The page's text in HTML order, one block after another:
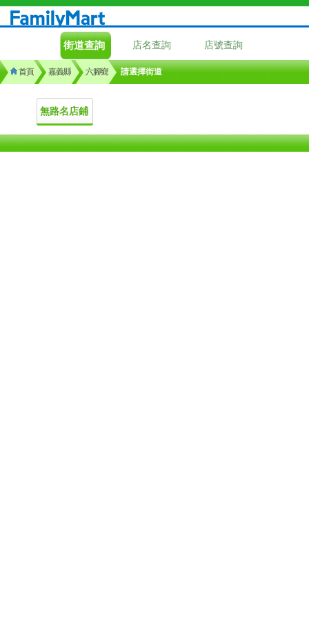
街道查詢 店名查詢 店號查詢
首頁 嘉義縣 六腳鄉 請選擇街道
無路名店鋪